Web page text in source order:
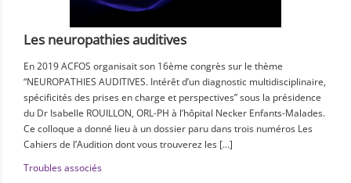
Les neuropathies auditives
En 2019 ACFOS organisait son 16ème congrès sur le thème
“NEUROPATHIES AUDITIVES. Intérêt d’un diagnostic multidisciplinaire,
spécificités des prises en charge et perspectives” sous la présidence
du Dr Isabelle ROUILLON, ORL-PH à l’hôpital Necker Enfants-Malades.
Ce colloque a donné lieu à un dossier paru dans trois numéros Les
Cahiers de l’Audition dont vous trouverez les […]
Troubles associés